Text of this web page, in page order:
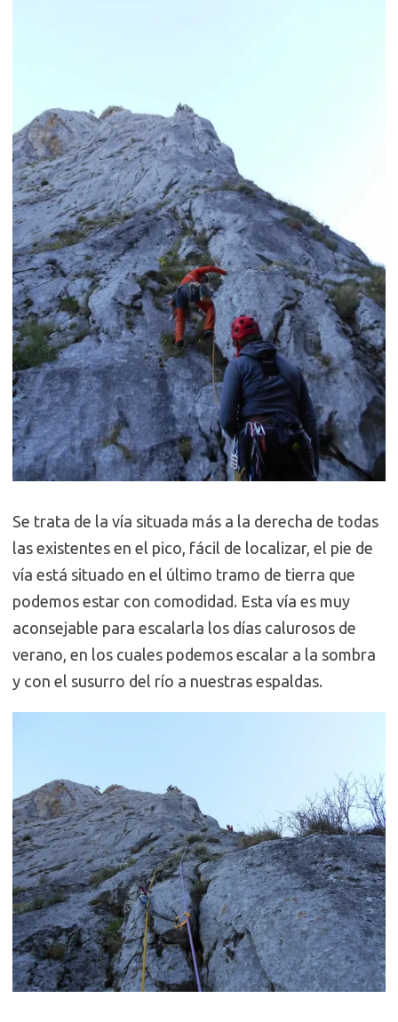
Se trata de la vía situada más a la derecha de todas
las existentes en el pico, fácil de localizar, el pie de
vía está situado en el último tramo de tierra que
podemos estar con comodidad. Esta vía es muy
aconsejable para escalarla los días calurosos de
verano, en los cuales podemos escalar a la sombra
y con el susurro del río a nuestras espaldas.